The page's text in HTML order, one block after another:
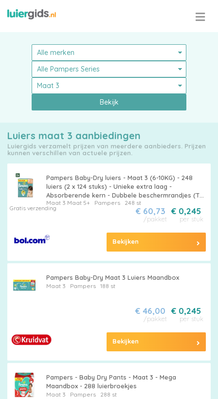
Alle
Luierbroekjes
Bekijk
Luiers maat 3 aanbiedingen
Luiergids verzamelt prijzen van meerdere aanbieders. Prijzen
kunnen verschillen van actuele prijzen.
Pampers Baby-Dry luiers - Maat 3 (6-10KG) - 248
luiers (2 x 124 stuks) - Unieke extra laag -
Absorberende kern - Dubbele beschermrandjes (Tot
maat 5+)
Maat 3 Maat 5+ Pampers 248 st
Gratis verzending € 0,245
per stuk
€ 60,73
/pakket
Bekijken
Pampers Baby-Dry Maat 3 Luiers Maandbox
Maat 3 Pampers 188 st
€ 0,245
per stuk
€ 46,00
/pakket
Bekijken
Pampers - Baby Dry Pants - Maat 3 - Mega
Maandbox - 288 luierbroekjes
Maat 3 Pampers
288 st